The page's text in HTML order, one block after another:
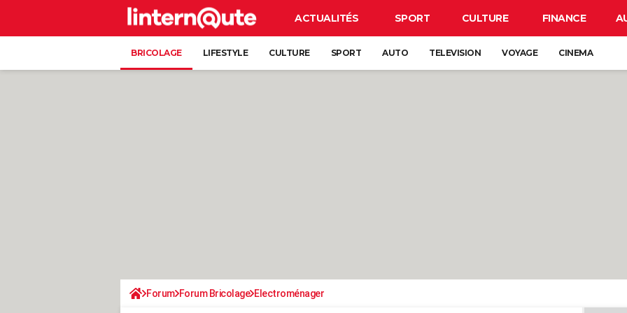
ACTUALITÉS SPORT CULTURE FINANCE
BRICOLAGE LIFESTYLE CULTURE SPORT AUTO TELEVISION VOYAGE CINEMA
Forum Forum Bricolage Electroménager